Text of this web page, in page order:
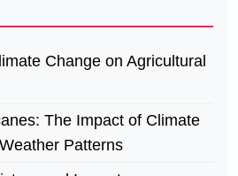
Change on Agricultural
The Impact of Climate
Patterns